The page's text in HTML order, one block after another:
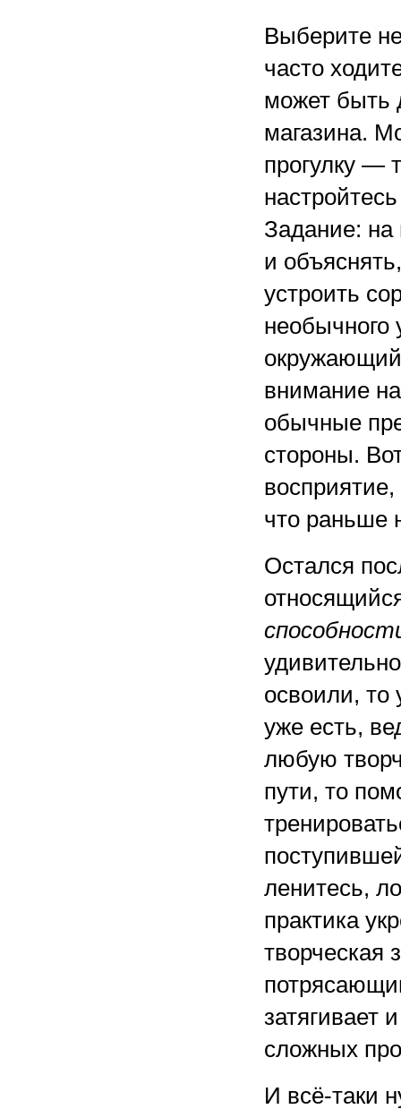
Выберите
часто
может быть
магазина.
прогулку —
Задание: на
и
устроить
необычного
внимание
обычные
стороны.
что раньше
Остался
освоили, то
уже есть,
любую
пути, то
ленитесь,
практика
творческая
затягивает
сложных
И всё-таки